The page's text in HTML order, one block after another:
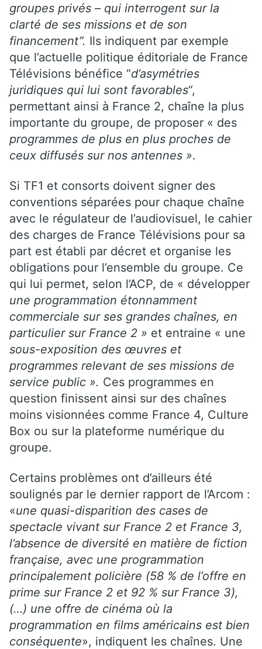
groupes privés – qui interrogent sur la
clarté de ses missions et de son
financement”. Ils indiquent par exemple
que l’actuelle politique éditoriale de France
Télévisions bénéfice “d’asymétries
juridiques qui lui sont favorables“,
permettant ainsi à France 2, chaîne la plus
importante du groupe, de proposer « des
programmes de plus en plus proches de
ceux diffusés sur nos antennes ».
Si TF1 et consorts doivent signer des
conventions séparées pour chaque chaîne
avec le régulateur de l’audiovisuel, le cahier
des charges de France Télévisions pour sa
part est établi par décret et organise les
obligations pour l’ensemble du groupe. Ce
qui lui permet, selon l’ACP, de « développer
une programmation étonnamment
commerciale sur ses grandes chaînes, en
particulier sur France 2 » et entraine « une
sous-exposition des œuvres et
programmes relevant de ses missions de
service public ». Ces programmes en
question finissent ainsi sur des chaînes
moins visionnées comme France 4, Culture
Box ou sur la plateforme numérique du
groupe.
Certains problèmes ont d’ailleurs été
soulignés par le dernier rapport de l’Arcom :
«une quasi-disparition des cases de
spectacle vivant sur France 2 et France 3,
l’absence de diversité en matière de fiction
française, avec une programmation
principalement policière (58 % de l’offre en
prime sur France 2 et 92 % sur France 3),
(…) une offre de cinéma où la
programmation en films américains est bien
conséquente», indiquent les chaînes. Une